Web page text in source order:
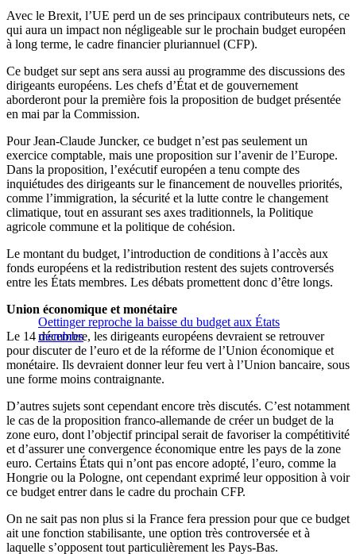
Avec le Brexit, l’UE perd un de ses principaux contributeurs nets, ce
qui aura un impact non négligeable sur le prochain budget européen
à long terme, le cadre financier pluriannuel (CFP).
Ce budget sur sept ans sera aussi au programme des discussions des
dirigeants européens. Les chefs d’État et de gouvernement
aborderont pour la première fois la proposition de budget présentée
en mai par la Commission.
Pour Jean-Claude Juncker, ce budget n’est pas seulement un
exercice comptable, mais une proposition sur l’avenir de l’Europe.
Dans la proposition, l’exécutif européen a tenu compte des
inquiétudes des dirigeants sur le financement de nouvelles priorités,
comme l’immigration, la sécurité et la lutte contre le changement
climatique, tout en assurant ses axes traditionnels, la Politique
agricole commune et la politique de cohésion.
Le montant du budget, l’introduction de conditions à l’accès aux
fonds européens et la redistribution restent des sujets controversés
entre les États membres. Les débats promettent donc d’être longs.
Oettinger reproche la baisse du budget aux États
membres
Union économique et monétaire
Le 14 décembre, les dirigeants européens devraient se retrouver
pour discuter de l’euro et de la réforme de l’Union économique et
monétaire. Ils devraient donner leur feu vert à l’Union bancaire, sous
une forme moins contraignante.
D’autres sujets sont cependant encore très discutés. C’est notamment
le cas de la proposition franco-allemande de créer un budget de la
zone euro, dont l’objectif principal serait de favoriser la compétitivité
et d’assurer une convergence économique entre les pays de la zone
euro. Certains États qui n’ont pas encore adopté, l’euro, comme la
Hongrie ou la Pologne, ont cependant exprimé leur opposition à voir
ce budget entrer dans le cadre du prochain CFP.
On ne sait pas non plus si la France fera pression pour que ce budget
ait une fonction stabilisante, une option très controversée et à
laquelle s’opposent tout particulièrement les Pays-Bas.